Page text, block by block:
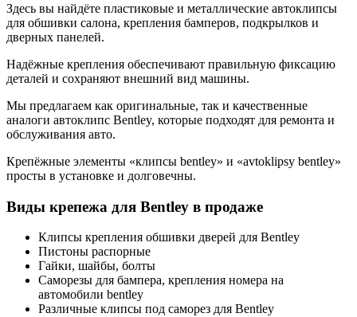
Здесь вы найдёте пластиковые и металлические автоклипсы
для обшивки салона, крепления бамперов, подкрылков и
дверных панелей.
Надёжные крепления обеспечивают правильную фиксацию
деталей и сохраняют внешний вид машины.
Мы предлагаем как оригинальные, так и качественные
аналоги автоклипс Bentley, которые подходят для ремонта и
обслуживания авто.
Крепёжные элементы «клипсы bentley» и «avtoklipsy bentley»
просты в установке и долговечны.
Виды крепежа для Bentley в продаже
Клипсы крепления обшивки дверей для Bentley
Пистоны распорные
Гайки, шайбы, болты
Саморезы для бампера, крепления номера на
автомобили bentley
Различные клипсы под саморез для Bentley